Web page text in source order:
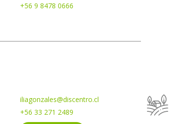
+56 9 8478 0666
iliagonzales@discentro.cl
+56 33 271 2489